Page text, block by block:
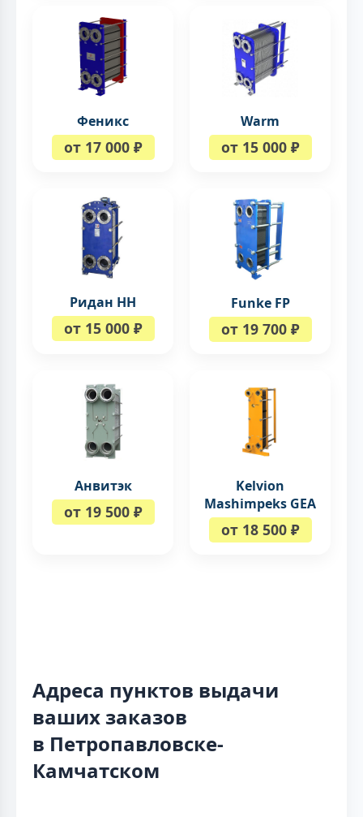
Феникс
от 17 000 ₽
Warm
от 15 000 ₽
Ридан НН
от 15 000 ₽
Funke FP
от 19 700 ₽
Анвитэк
от 19 500 ₽
Kelvion
Mashimpeks GEA
от 18 500 ₽
Адреса пунктов выдачи
ваших заказов
в Петропавловске-
Камчатском